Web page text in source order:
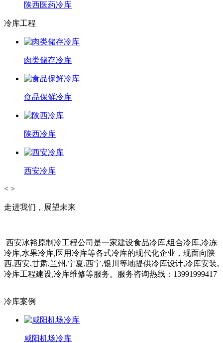
陕西医药冷库
冷库工程
肉类储存冷库
食品保鲜冷库
陕西冷库
西安冷库
< >
走进我们，展望未来
西安冰裕原制冷工程公司是一家建设食品冷库,组合冷库,冷冻
冷库,水果冷库,医用冷库等各式冷库的现代化企业，现面向陕
西,西安,甘肃,兰州,宁夏,西宁,银川等地提供冷库设计,冷库安装,
冷库工程建设,冷库维修等服务。服务咨询热线：13991999417
冷库案例
咸阳机场冷库